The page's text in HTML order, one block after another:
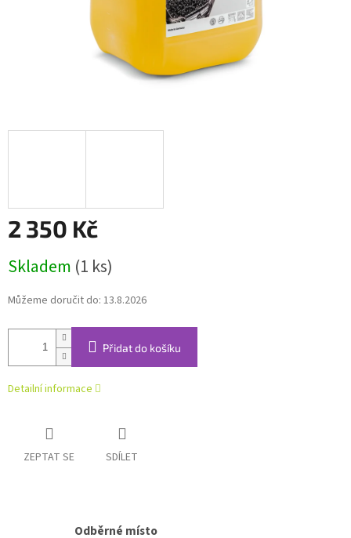
2 350 Kč
cena:
Skladem (1 ks)
Můžeme doručit do: 13.8.2026
Přidat do košíku
Detailní informace
ZEPTAT SE SDÍLET
Odběrné místo